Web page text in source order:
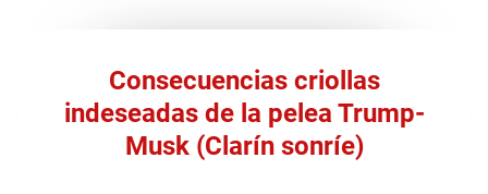
Consecuencias criollas
indeseadas de la pelea Trump-
Musk (Clarín sonríe)